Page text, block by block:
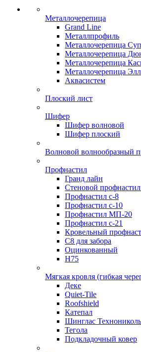
Металлочерепица
Grand Line
Металлпрофиль
Металлочерепица
Металлочерепица
Металлочерепица
Металлочерепица
Аквасистем
Плоский лист
Шифер
Шифер волновой
Шифер плоский
Волновой волнообразный
Профнастил
Гранд лайн
Стеновой
Профнастил с-8
Профнастил с-10
Профнастил МП-20
Профнастил с-21
Кровельный
С8 для забора
Оцинкованный
Н75
Мягкая кровля (гибкая
Деке
Quiet-Tile
Roofshield
Катепал
Шинглас Технониколь
Тегола
Подкладочный ковер